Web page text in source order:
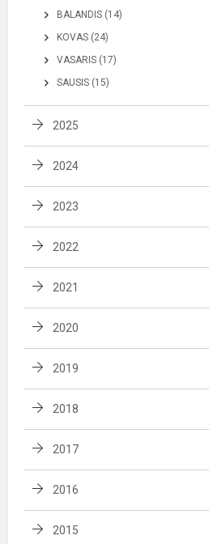
BALANDIS (14)
KOVAS (24)
VASARIS (17)
SAUSIS (15)
2025
2024
2023
2022
2021
2020
2019
2018
2017
2016
2015